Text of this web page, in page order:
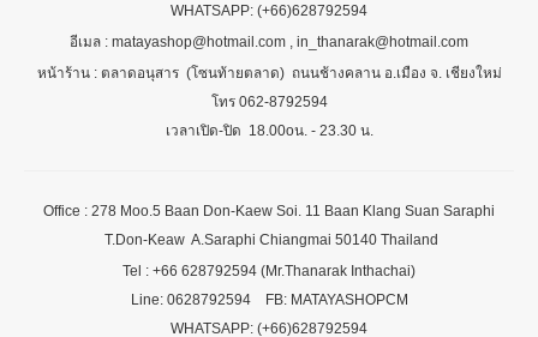
WHATSAPP: (+66)628792594
อีเมล : matayashop@hotmail.com , in_thanarak@hotmail.com
หน้าร้าน : ตลาดอนุสาร (โซนท้ายตลาด) ถนนช้างคลาน อ.เมือง จ. เชียงใหม่
โทร 062-8792594
เวลาเปิด-ปิด 18.00oน. - 23.30 น.
Office : 278 Moo.5 Baan Don-Kaew Soi. 11 Baan Klang Suan Saraphi
T.Don-Keaw A.Saraphi Chiangmai 50140 Thailand
Tel : +66 628792594 (Mr.Thanarak Inthachai)
Line: 0628792594 FB: MATAYASHOPCM
WHATSAPP: (+66)628792594